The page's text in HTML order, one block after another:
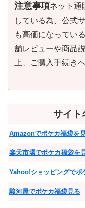
注意事項ネット通
している為、公式
も高価になってい
舗レビューや商品
上、ご購入手続き
サイト
Amazonでポケカ福袋を
楽天市場でポケカ福袋を
Yahoo!ショッピングでポ
駿河屋でポケカ福袋見る